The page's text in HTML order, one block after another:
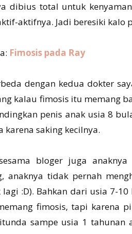
dibius total untuk
aktifnya. Jadi beresiki kalo
Fimosis pada Ray
dengan kedua dokter
kalau fimosis itu memang
penis anak usia 8
karena saking kecilnya.
bloger juga
anaknya tidak pernah
lagi :D). Bahkan dari usia 7-
fimosis, tapi karena
sampe usia 1